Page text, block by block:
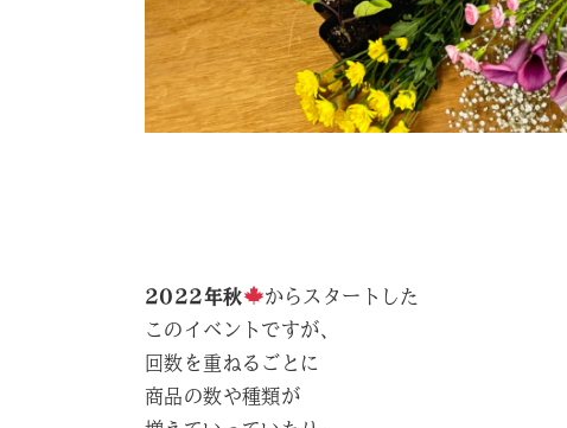
2022年秋
からスタートした
このイベントですが、
回数を重ねるごとに
商品の数や種類が